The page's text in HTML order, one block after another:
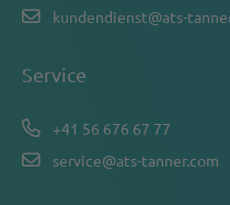
kundendienst@ats-
Service
+41 56 676 67 77
service@ats-tanner.com